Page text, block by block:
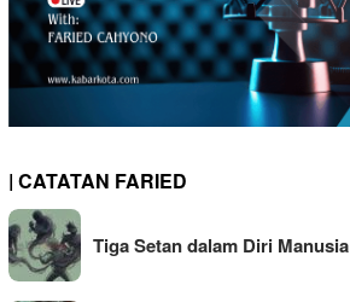
| CATATAN FARIED
Tiga Setan dalam Diri Manusia